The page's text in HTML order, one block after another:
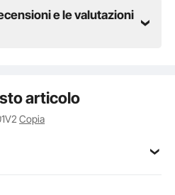
e le valutazioni
articolo
Copia